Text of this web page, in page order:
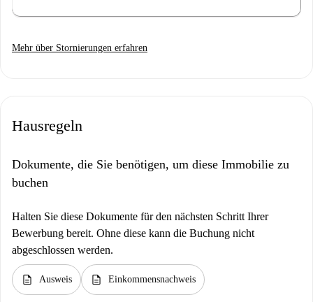
Mehr über Stornierungen erfahren
Hausregeln
Dokumente, die Sie benötigen, um diese Immobilie zu
buchen
Halten Sie diese Dokumente für den nächsten Schritt Ihrer
Bewerbung bereit. Ohne diese kann die Buchung nicht
abgeschlossen werden.
description Ausweis description Einkommensnachweis